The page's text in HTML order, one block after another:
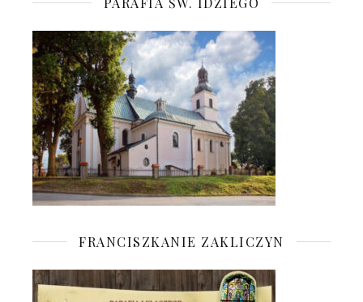
FRANCISZKANIE ZAKLICZYN